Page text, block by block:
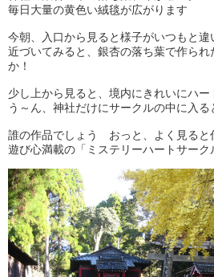
毎日大量の黄色い絨毯が広がります
今朝、入口から見ると様子がいつもと違
近づいてみると、銀杏の落ち葉で作ら
か！
少し上から見ると、境内にきれいにハー
う～ん、神社だけにサークルの中に入る
誰の作品でしょう おっと、よく見ると
遊び心満載の「ミステリーハートサーク